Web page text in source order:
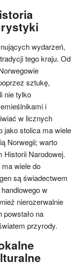
wydarzeń,
tego kraju. Od
sztukę,
nie tylko
i
w licznych
jako stolica ma wiele
Norwegii; warto
Historii Narodowej.
wiele do
są świadectwem
w
nierozerwalnie
na
przyrody.